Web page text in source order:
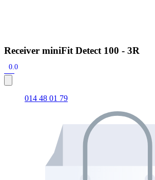
Receiver miniFit Detect 100 - 3R
0.0
014 48 01 79